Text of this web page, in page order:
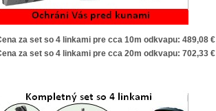
za set so 4 linkami pre cca 10m odkvapu: 489,08
za set so 4 linkami pre cca 20m odkvapu: 702,33